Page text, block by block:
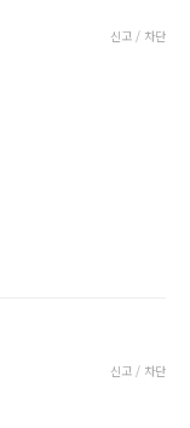
신고 / 차단
신고 / 차단